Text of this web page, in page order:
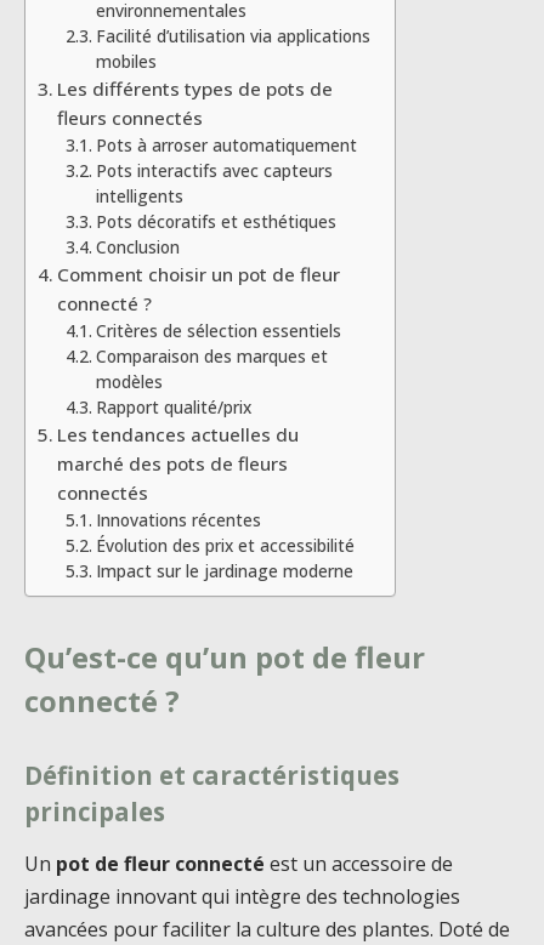
environnementales
Facilité d’utilisation via applications
mobiles
Les différents types de pots de
fleurs connectés
Pots à arroser automatiquement
Pots interactifs avec capteurs
intelligents
Pots décoratifs et esthétiques
Conclusion
Comment choisir un pot de fleur
connecté ?
Critères de sélection essentiels
Comparaison des marques et
modèles
Rapport qualité/prix
Les tendances actuelles du
marché des pots de fleurs
connectés
Innovations récentes
Évolution des prix et accessibilité
Impact sur le jardinage moderne
Qu’est-ce qu’un pot de fleur
connecté ?
Définition et caractéristiques
principales
Un pot de fleur connecté est un accessoire de
jardinage innovant qui intègre des technologies
avancées pour faciliter la culture des plantes. Doté de